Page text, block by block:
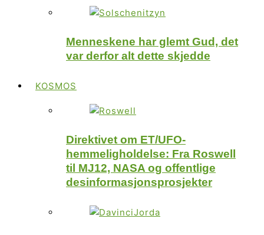
Menneskene har glemt Gud, det
var derfor alt dette skjedde
KOSMOS
Direktivet om ET/UFO-
hemmeligholdelse: Fra Roswell
til MJ12, NASA og offentlige
desinformasjonsprosjekter